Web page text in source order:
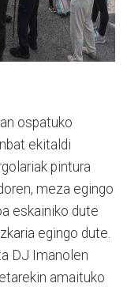
ospatuko
ekitaldi
pintura
meza egingo
eskainiko dute
egingo dute.
DJ Imanolen
amaituko